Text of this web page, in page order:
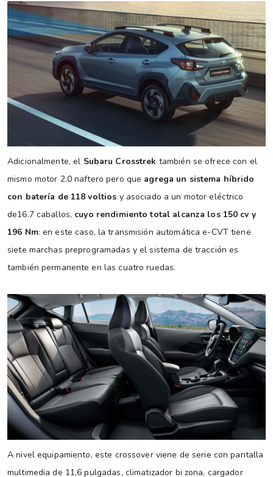
Adicionalmente, el Subaru Crosstrek también se ofrece con el
mismo motor 2.0 naftero pero que agrega un sistema híbrido
con batería de 118 voltios y asociado a un motor eléctrico
de16.7 caballos, cuyo rendimiento total alcanza los 150 cv y
196 Nm: en este caso, la transmisión automática e-CVT tiene
siete marchas preprogramadas y el sistema de tracción es
también permanente en las cuatro ruedas.
A nivel equipamiento, este crossover viene de serie con pantalla
multimedia de 11,6 pulgadas, climatizador bi zona, cargador